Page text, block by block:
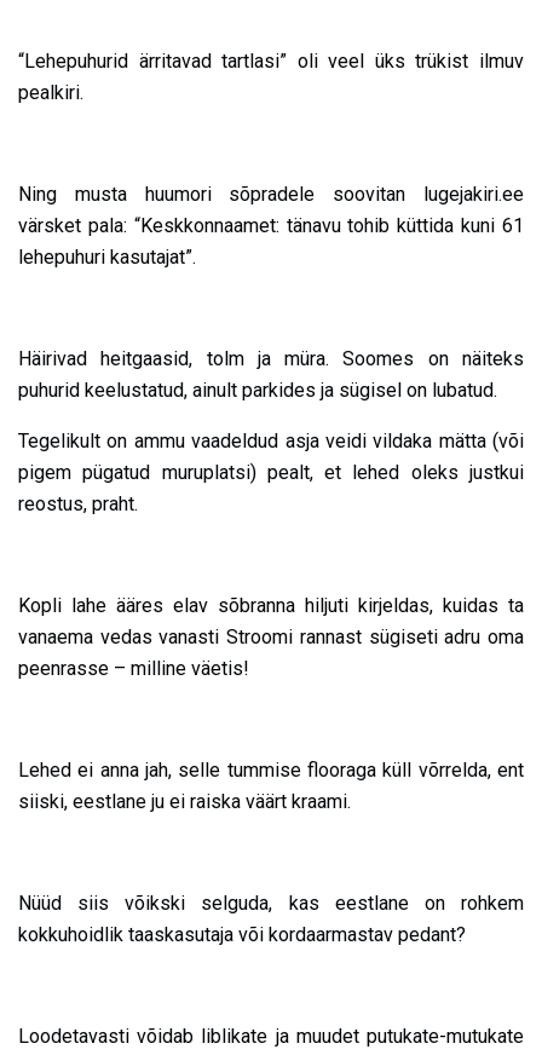
“Lehepuhurid ärritavad tartlasi” oli veel üks trükist ilmuv
pealkiri.
Ning musta huumori sõpradele soovitan lugejakiri.ee
värsket pala: “Keskkonnaamet: tänavu tohib küttida kuni 61
lehepuhuri kasutajat”.
Häirivad heitgaasid, tolm ja müra. Soomes on näiteks
puhurid keelustatud, ainult parkides ja sügisel on lubatud.
Tegelikult on ammu vaadeldud asja veidi vildaka mätta (või
pigem pügatud muruplatsi) pealt, et lehed oleks justkui
reostus, praht.
Kopli lahe ääres elav sõbranna hiljuti kirjeldas, kuidas ta
vanaema vedas vanasti Stroomi rannast sügiseti adru oma
peenrasse – milline väetis!
Lehed ei anna jah, selle tummise flooraga küll võrrelda, ent
siiski, eestlane ju ei raiska väärt kraami.
Nüüd siis võikski selguda, kas eestlane on rohkem
kokkuhoidlik taaskasutaja või kordaarmastav pedant?
Loodetavasti võidab liblikate ja muudet putukate-mutukate